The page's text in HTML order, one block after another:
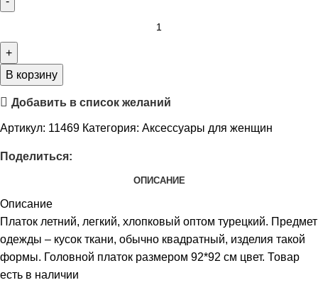
В корзину
Добавить в список желаний
Артикул: 11469 Категория: Аксессуары для женщин
Поделиться:
ОПИСАНИЕ
Описание
Платок летний, легкий, хлопковый оптом турецкий. Предмет
одежды – кусок ткани, обычно квадратный, изделия такой
формы. Головной платок размером 92*92 см цвет. Товар
есть в наличии